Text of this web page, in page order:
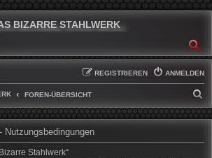
BIZARRE STAHLWERK
ANMELDEN
REGISTRIEREN
FOREN-ÜBERSICHT
U
H
Nutzungsbedingungen
Stahlwerk“